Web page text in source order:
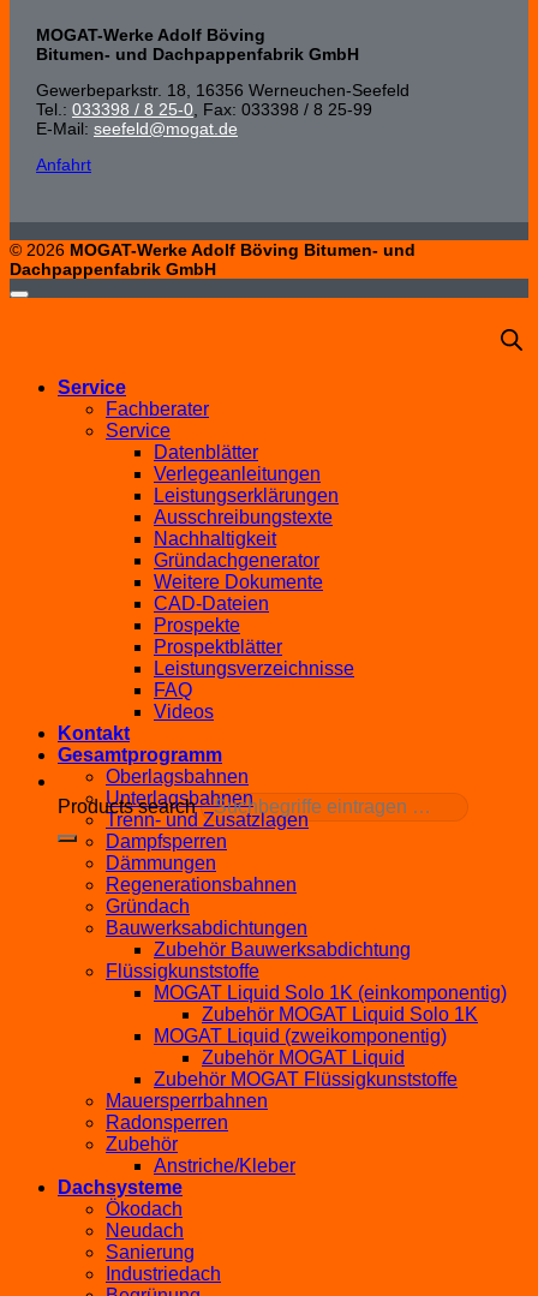
MOGAT-Werke Adolf Böving
Bitumen- und Dachpappenfabrik GmbH
Gewerbeparkstr. 18, 16356 Werneuchen-Seefeld
Tel.: 033398 / 8 25-0 , Fax: 033398 / 8 25-99
E-Mail: seefeld@mogat.de
Anfahrt
© 2026 MOGAT-Werke Adolf Böving Bitumen- und
Dachpappenfabrik GmbH
Products search
Service
Fachberater
Service
Datenblätter
Verlegeanleitungen
Leistungserklärungen
Ausschreibungstexte
Nachhaltigkeit
Gründachgenerator
Weitere Dokumente
CAD-Dateien
Prospekte
Prospektblätter
Leistungsverzeichnisse
FAQ
Videos
Kontakt
Gesamtprogramm
Oberlagsbahnen
Unterlagsbahnen
Trenn- und Zusatzlagen
Dampfsperren
Dämmungen
Regenerationsbahnen
Gründach
Bauwerksabdichtungen
Zubehör Bauwerksabdichtung
Flüssigkunststoffe
MOGAT Liquid Solo 1K (einkomponentig)
Zubehör MOGAT Liquid Solo 1K
MOGAT Liquid (zweikomponentig)
Zubehör MOGAT Liquid
Zubehör MOGAT Flüssigkunststoffe
Mauersperrbahnen
Radonsperren
Zubehör
Anstriche/Kleber
Dachsysteme
Ökodach
Neudach
Sanierung
Industriedach